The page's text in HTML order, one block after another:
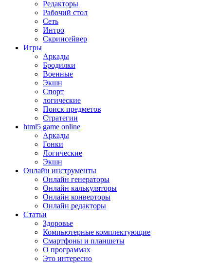
Редакторы
Рабочий стол
Сеть
Интро
Скринсейвер
Игры
Аркады
Бродилки
Военные
Экшн
Спорт
логические
Поиск предметов
Стратегии
html5 game online
Аркады
Гонки
Логические
Экшн
Онлайн инструменты
Онлайн генераторы
Онлайн калькуляторы
Онлайн конверторы
Онлайн редакторы
Статьи
Здоровье
Компьютерные комплектующие
Смартфоны и планшеты
О программах
Это интересно